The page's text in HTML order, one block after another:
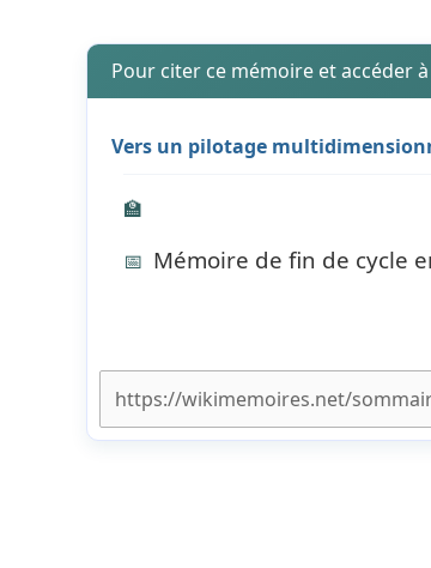
Pour citer ce mémoire et accéder
Vers un pilotage
🏫
📅 Mémoire de fin de cycle